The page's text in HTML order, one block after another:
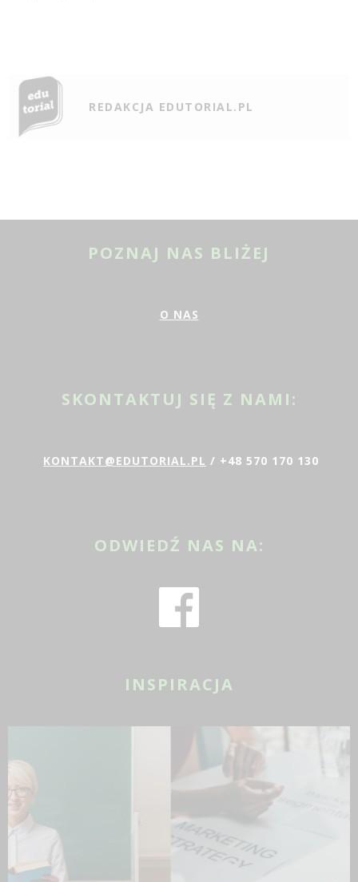
REDAKCJA EDUTORIAL.PL
POZNAJ NAS BLIŻEJ
O NAS
SKONTAKTUJ SIĘ Z NAMI:
KONTAKT@EDUTORIAL.PL / +48 570 170 130
ODWIEDŹ NAS NA:
INSPIRACJA